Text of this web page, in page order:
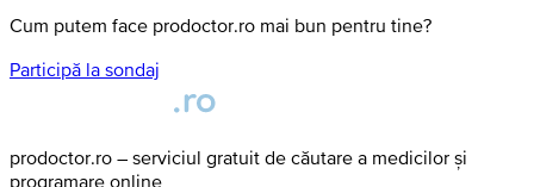
Cum putem face prodoctor.ro mai bun pentru tine?
Participă la sondaj
prodoctor.ro – serviciul gratuit de căutare a medicilor și
programare online